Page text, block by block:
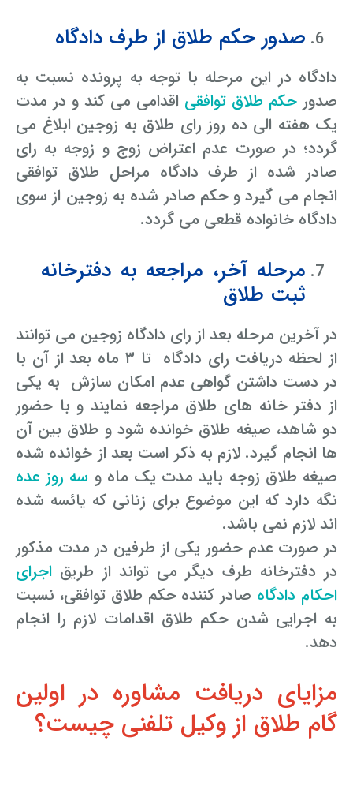
صدور حکم طلاق از طرف دادگاه
دادگاه در این مرحله با توجه به پرونده نسبت به
صدور حکم طلاق توافقی اقدامی می کند و در مدت
یک هفته الی ده روز رای طلاق به زوجین ابلاغ می
گردد؛ در صورت عدم اعتراض زوج و زوجه به رای
صادر شده از طرف دادگاه مراحل طلاق توافقی
انجام می گیرد و حکم صادر شده به زوجین از سوی
دادگاه خانواده قطعی می گردد.
مرحله آخر، مراجعه به دفترخانه
ثبت طلاق
در آخرین مرحله بعد از رای دادگاه زوجین می توانند
از لحظه دریافت رای دادگاه تا ۳ ماه بعد از آن با
در دست داشتن گواهی عدم امکان سازش به یکی
از دفتر خانه های طلاق مراجعه نمایند و با حضور
دو شاهد، صیغه طلاق خوانده شود و طلاق بین آن
ها انجام گیرد. لازم به ذکر است بعد از خوانده شده
صیغه طلاق زوجه باید مدت یک ماه و سه روز عده
نگه دارد که این موضوع برای زنانی که یائسه شده
اند لازم نمی باشد.
در صورت عدم حضور یکی از طرفین در مدت مذکور
در دفترخانه طرف دیگر می تواند از طریق اجرای
احکام دادگاه صادر کننده حکم طلاق توافقی، نسبت
به اجرایی شدن حکم طلاق اقدامات لازم را انجام
دهد.
مزایای دریافت مشاوره در اولین
گام طلاق از وکیل تلفنی چیست؟